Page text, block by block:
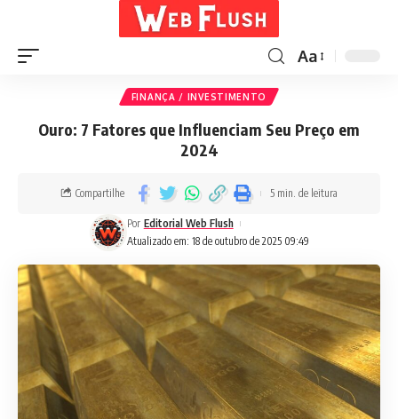
Aa
FINANÇA / INVESTIMENTO
Ouro: 7 Fatores que Influenciam Seu Preço em
2024
Atualizado em: 18 de outubro de 2025 09:49
Por Editorial Web Flush
Compartilhe 5 min. de leitura